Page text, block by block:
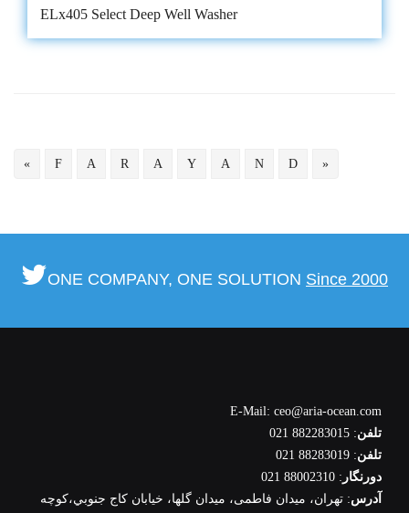
ELx405 Select Deep Well Washer
« F A R A Y A N D »
ONE COMPANY, ONE SOLUTION Since 2000
E-Mail: ceo@aria-ocean.com
تلفن: 882283015 021
تلفن: 88283019 021
دورنگار : 88002310 021
آدرس: تهران، ميدان فاطمی، میدان گلها، خيابان كاج جنوبي،كوچه